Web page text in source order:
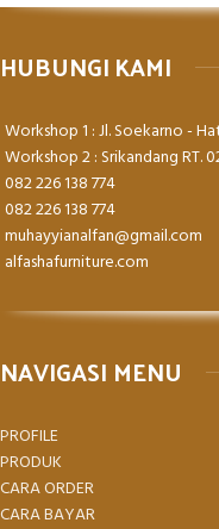
HUBUNGI KAMI
Workshop 1 : Jl. Soekarno -
Workshop 2 : Srikandang RT.
082 226 138 774
082 226 138 774
muhayyianalfan@gmail.com
alfashafurniture.com
NAVIGASI MENU
PROFILE
PRODUK
CARA ORDER
CARA BAYAR